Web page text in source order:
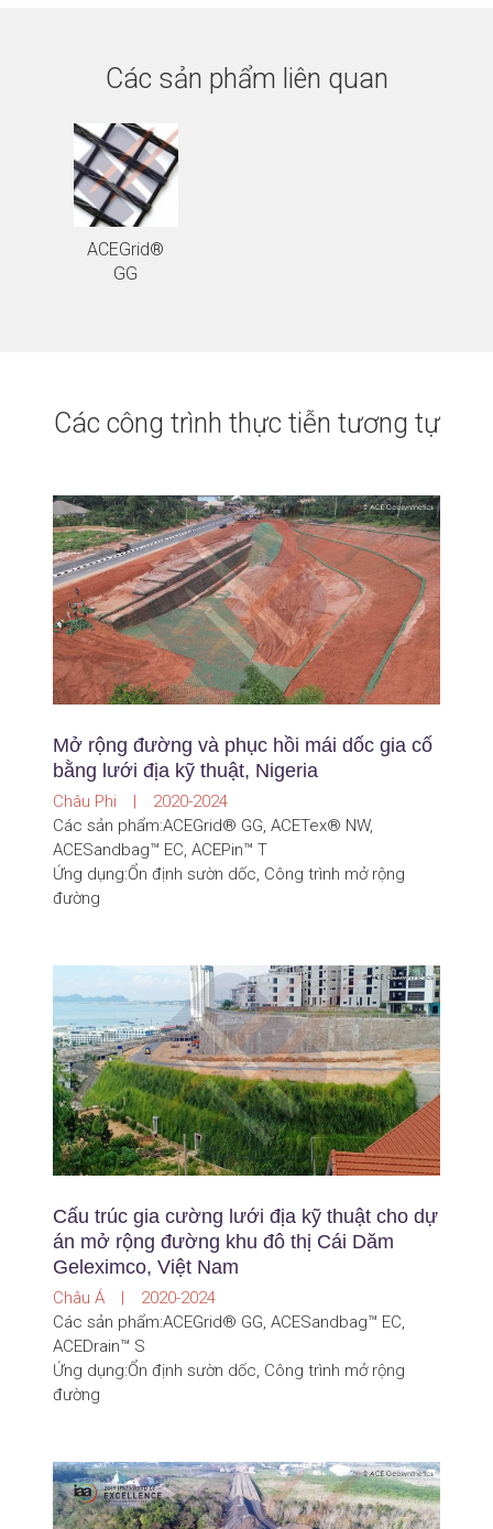
Các sản phẩm liên quan
ACEGrid®
GG
Các công trình thực tiễn tương tự
Mở rộng đường và phục hồi mái dốc gia cố
bằng lưới địa kỹ thuật, Nigeria
Châu Phi | 2020-2024
Các sản phẩm:ACEGrid® GG, ACETex® NW,
ACESandbag™ EC, ACEPin™ T
Ứng dụng:Ổn định sườn dốc, Công trình mở rộng
đường
Cấu trúc gia cường lưới địa kỹ thuật cho dự
án mở rộng đường khu đô thị Cái Dăm
Geleximco, Việt Nam
Châu Á | 2020-2024
Các sản phẩm:ACEGrid® GG, ACESandbag™ EC,
ACEDrain™ S
Ứng dụng:Ổn định sườn dốc, Công trình mở rộng
đường